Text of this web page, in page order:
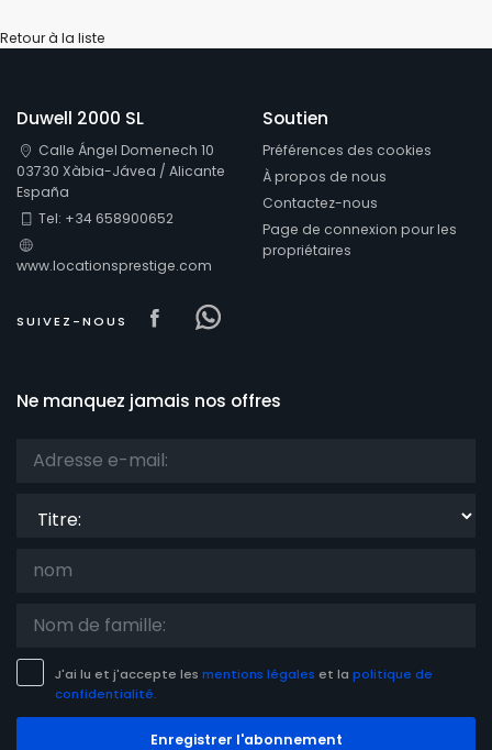
Retour à la liste
Duwell 2000 SL
Calle Ángel Domenech 10
03730 Xàbia-Jávea / Alicante
España
Tel: +34 658900652
www.locationsprestige.com
SUIVEZ-NOUS Visit our Facebook page
Visit our
Soutien
Préférences des cookies
À propos de nous
Contactez-nous
Page de connexion pour les
propriétaires
Ne manquez jamais nos offres
J'ai lu et j'accepte les mentions légales et la politique de
confidentialité.
Enregistrer l'abonnement